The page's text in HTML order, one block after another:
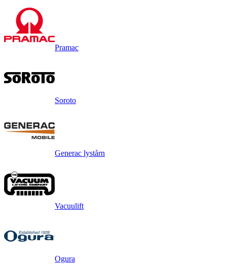
Pramac
Soroto
Generac lystårn
Vacuulift
Ogura